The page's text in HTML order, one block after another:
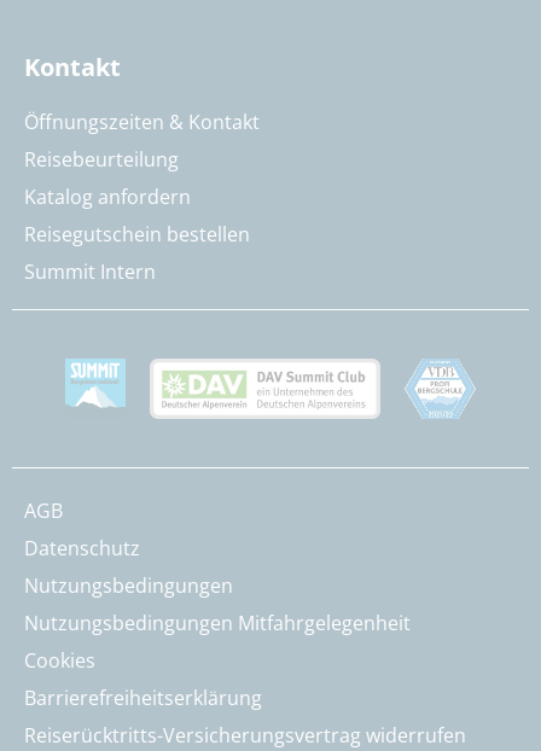
Kontakt
Öffnungszeiten & Kontakt
Reisebeurteilung
Katalog anfordern
Reisegutschein bestellen
Summit Intern
AGB
Datenschutz
Nutzungsbedingungen
Nutzungsbedingungen Mitfahrgelegenheit
Cookies
Barrierefreiheitserklärung
Reiserücktritts-Versicherungsvertrag widerrufen